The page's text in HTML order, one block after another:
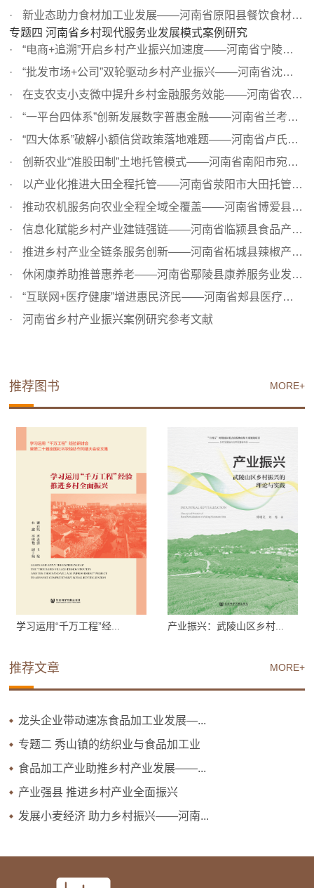
新业态助力食材加工业发展——河南省原阳县餐饮食材加工业...
专题四 河南省乡村现代服务业发展模式案例研究
“电商+追溯”开启乡村产业振兴加速度——河南省宁陵县农村...
“批发市场+公司”双轮驱动乡村产业振兴——河南省沈丘县李...
在支农支小支微中提升乡村金融服务效能——河南省农村信用...
“一平台四体系”创新发展数字普惠金融——河南省兰考县金...
“四大体系”破解小额信贷政策落地难题——河南省卢氏县小...
创新农业“准股田制”土地托管模式——河南省南阳市宛城区...
以产业化推进大田全程托管——河南省荥阳市大田托管高效发...
推动农机服务向农业全程全域全覆盖——河南省博爱县乡村现...
信息化赋能乡村产业建链强链——河南省临颍县食品产业发展...
推进乡村产业全链条服务创新——河南省柘城县辣椒产业服务...
休闲康养助推普惠养老——河南省鄢陵县康养服务业发展案例
“互联网+医疗健康”增进惠民济民——河南省郏县医疗健康服...
河南省乡村产业振兴案例研究参考文献
MORE+
推荐图书
学习运用“千万工程”经... 产业振兴：武陵山区乡村...
MORE+
推荐文章
龙头企业带动速冻食品加工业发展—...
专题二 秀山镇的纺织业与食品加工业
食品加工产业助推乡村产业发展——...
产业强县 推进乡村产业全面振兴
发展小麦经济 助力乡村振兴——河南...